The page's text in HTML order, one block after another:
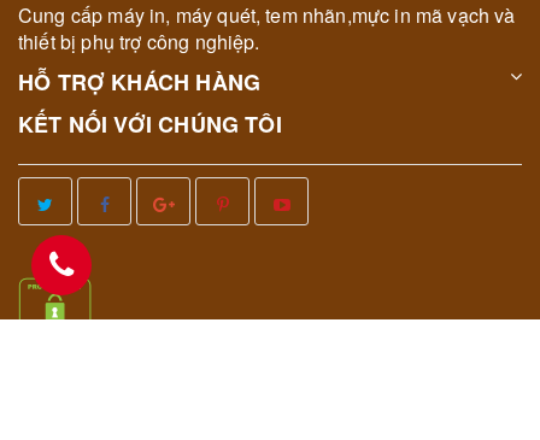
Cung cấp máy in, máy quét, tem nhãn,mực in mã vạch và
thiết bị phụ trợ công nghiệp.
HỖ TRỢ KHÁCH HÀNG
KẾT NỐI VỚI CHÚNG TÔI